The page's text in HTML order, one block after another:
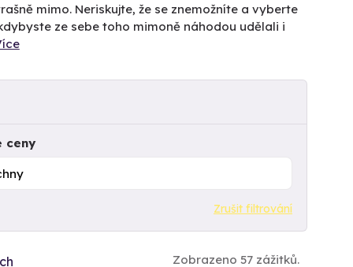
mimo. Neriskujte, že se znemožníte a vyberte
ze sebe toho mimoně náhodou udělali i
ceny
Zrušit filtrování
Zobrazeno 57 zážitků.